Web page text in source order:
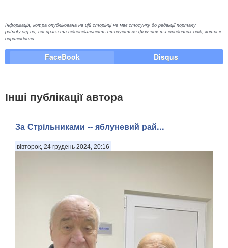
Інформація, котра опублікована на цій сторінці не має стосунку до редакції порталу
patrioty.org.ua, всі права та відповідальність стосуються фізичних та юридичних осіб, котрі її
оприлюднили.
FaceBook Disqus
Інші публікації автора
За Стрільниками -- яблуневий рай...
вівторок, 24 грудень 2024, 20:16